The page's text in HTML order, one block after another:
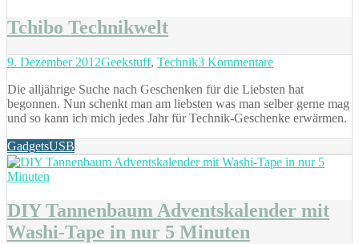
Tchibo Technikwelt
Posted
9. Dezember 2012Categories
Geekstuff, Technik3 Kommentarezu
Technikwelt
Die alljährige Suche nach Geschenken für die Liebsten hat
begonnen. Nun schenkt man am liebsten was man selber gerne mag
und so kann ich mich jedes Jahr für Technik-Geschenke erwärmen.
Tags
GadgetsUSB
DIY Tannenbaum Adventskalender mit
Washi-Tape in nur 5 Minuten